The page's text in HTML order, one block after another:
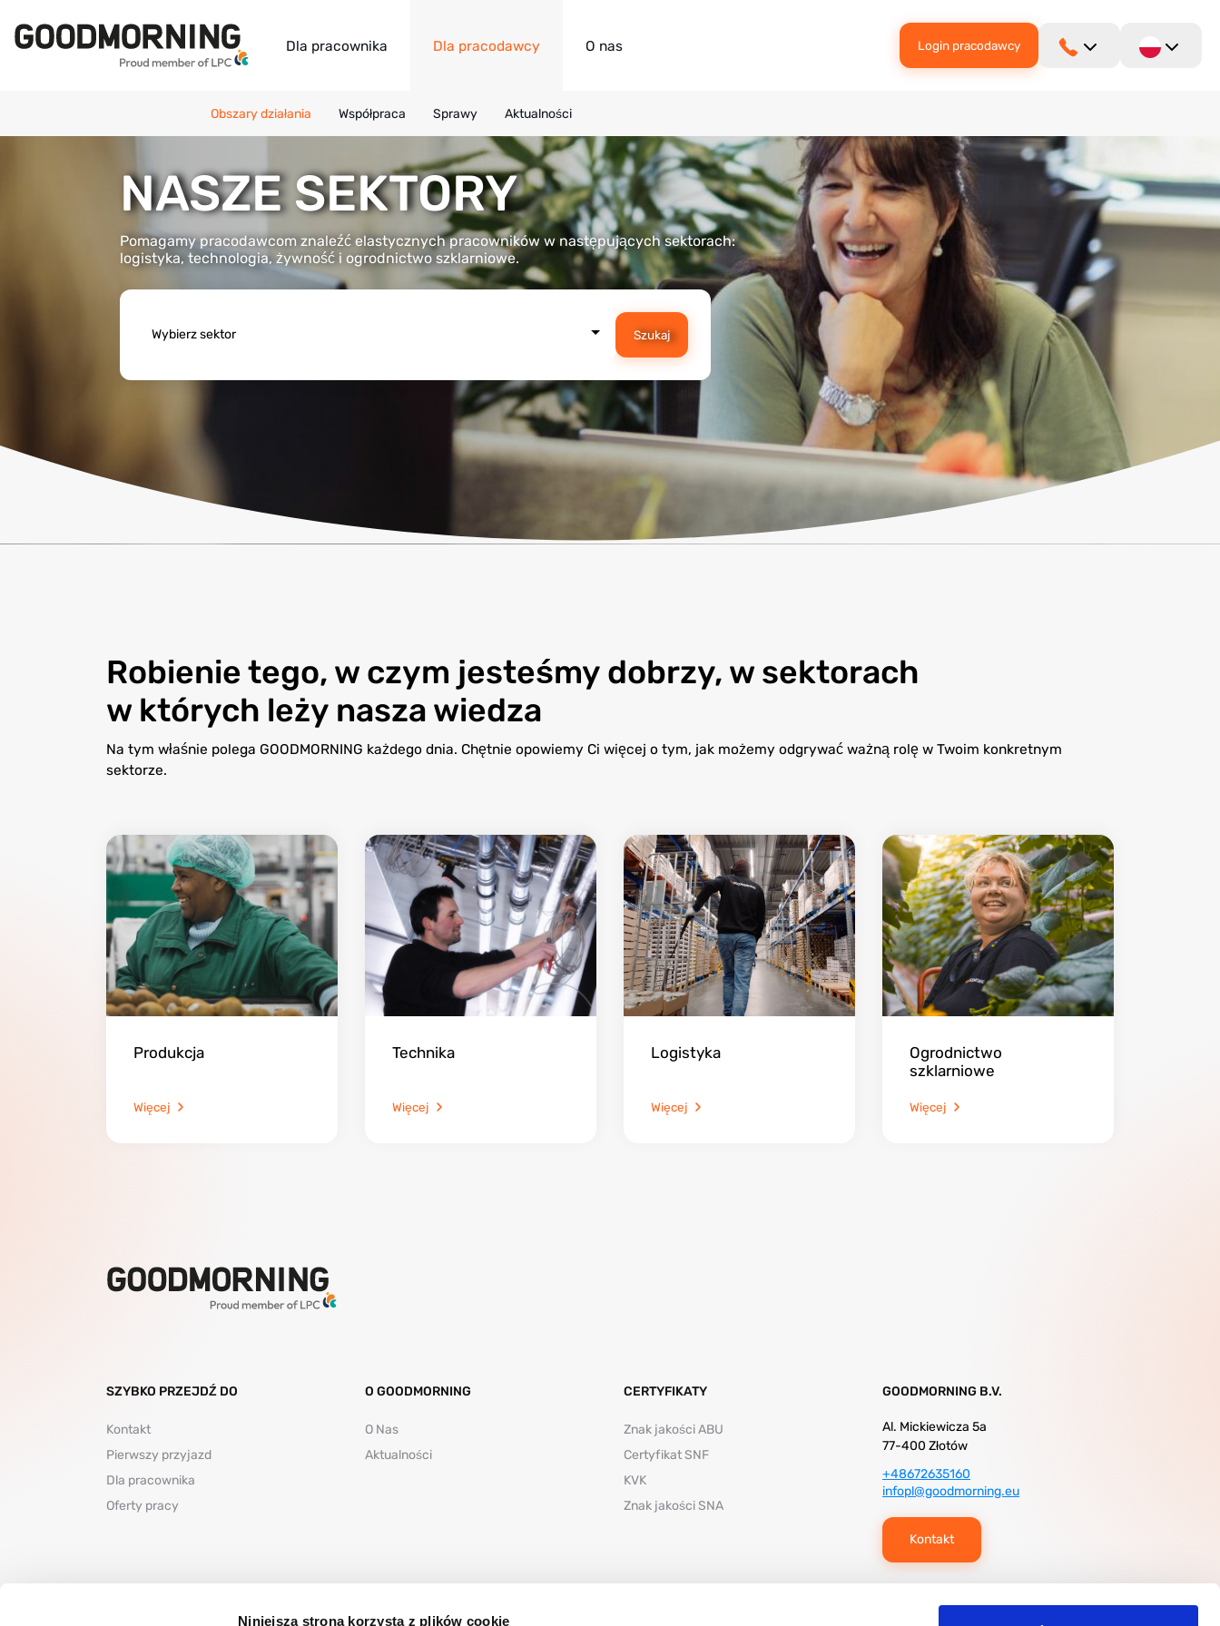
Niniejsza strona korzysta z plików cookie
Dla pracownika Dla pracodawcy
Obszary działania Współpraca Sprawy Aktualności
O nas Login pracodawcy
NASZE SEKTORY
Pomagamy pracodawcom znaleźć elastycznych pracowników w następujących sektorach:
logistyka, technologia, żywność i ogrodnictwo szklarniowe.
Szukaj
Robienie tego, w czym jesteśmy dobrzy, w sektorach
w których leży nasza wiedza
Na tym właśnie polega GOODMORNING każdego dnia. Chętnie opowiemy Ci więcej o tym, jak możemy odgrywać ważną rolę w Twoim konkretnym
sektorze.
Produkcja
Więcej
Technika
Więcej
Logistyka
Więcej
Ogrodnictwo
szklarniowe
Więcej
SZYBKO PRZEJDŹ DO
Kontakt
Pierwszy przyjazd
Dla pracownika
Oferty pracy
O GOODMORNING
O Nas
Aktualności
CERTYFIKATY
Znak jakości ABU
Certyfikat SNF
KVK
Znak jakości SNA
GOODMORNING B.V.
Al. Mickiewicza 5a
77-400 Złotów
+48672635160
infopl@goodmorning.eu
Kontakt